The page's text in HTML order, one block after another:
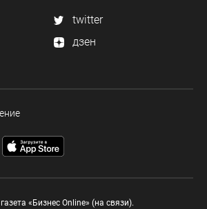
twitter
дзен
«Бизнес Online» (на связи).